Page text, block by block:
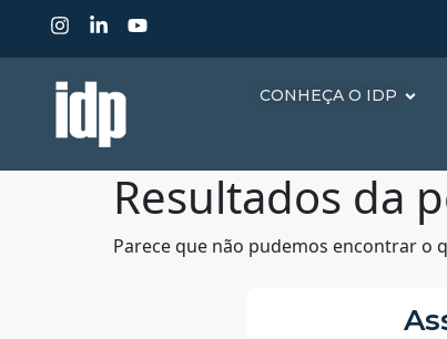
CONHEÇA O IDP
Resultados da
Parece que não pudemos encontrar o